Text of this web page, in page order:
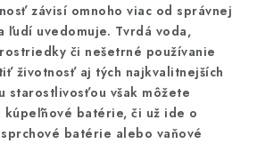
závisí omnoho viac od správnej
ľudí uvedomuje. Tvrdá voda,
či nešetrné používanie
životnosť aj tých najkvalitnejších
starostlivosťou však môžete
kúpeľňové batérie, či už ide o
batérie alebo vaňové